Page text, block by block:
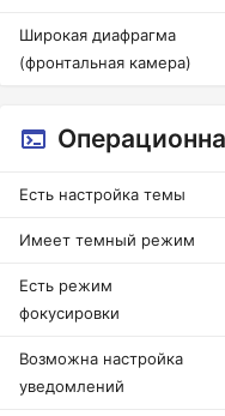
Широкая диафрагма
(фронтальная камера)
Есть настройка темы
Имеет темный режим
Есть режим
фокусировки
Возможна настройка
уведомлений